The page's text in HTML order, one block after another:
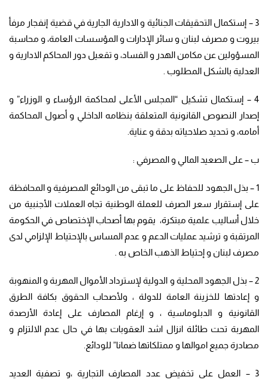
3 – إستكمال التحقيقات الجنائية و الادارية الجارية في قضية إنفجار مرفأ
بيروت و مصرف لبنان و سائر الإدارات و المؤسسات العامة، و محاسبة
المسؤولين عن مكامن الهدر و الفساد، و تقعيل دور المحاكم الادارية و
العدلية بالشكل المطلوب .
4 – إستكمال تشكيل “المجلس الأعلى لمحاكمة الرؤساء و الوزراء” و
إصدار النصوص القانونية المتعلقة بنظامه الداخلي و أصول المحاكمة
أمامه، و تحديد صلاحياته بدقة و عناية.
ب – على الصعيد المالي و المصرفي :
1 – بذل الجهود للحفاظ على ما تبقى من الودائع المصرفية و المحافظة
على إستقرار سعر الصرف للعملة الوطنية تجاه العملات الأجنبية من
خلال أساليب علمية مبتكرة، يقوم بها أصحاب الإختصاص في الحكومة
المرتقبة و ترشيد عمليات الدعم و عدم المساس بالإحتياط الإلزامي لدى
مصرف لبنان و إحتياط الذهب الخاص به .
2 – بذل الجهود المحلية و الدولية لإسترداد الأموال المهربة و المنهوبة
و إعادتها للخزينة العامة للدولة ، ولأصحاب الحقوق بكافة الطرق
القانونية و الدبلوماسية ، و إرغام المصارف على إعادة الأرصدة
المهربة تحت طائلة انزال اشد العقوبات بها في حال عدم الالتزام و
مصادرة جميع اموالها و ممتلكاتها ضمانا” للودائع.
3 – العمل على تخفيض عدد المصارف التجارية ،و تصفية العديد